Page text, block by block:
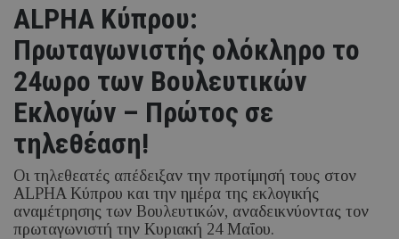
ALPHA Κύπρου:
Πρωταγωνιστής ολόκληρο το
24ωρο των Βουλευτικών
Εκλογών – Πρώτος σε
τηλεθέαση!
Οι τηλεθεατές απέδειξαν την προτίμησή τους στον
ALPHA Κύπρου και την ημέρα της εκλογικής
αναμέτρησης των Βουλευτικών, αναδεικνύοντας τον
πρωταγωνιστή την Κυριακή 24 Μαΐου.